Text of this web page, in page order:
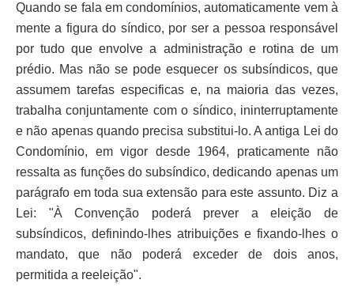
Quando se fala em condomínios, automaticamente vem à
mente a figura do síndico, por ser a pessoa responsável
por tudo que envolve a administração e rotina de um
prédio. Mas não se pode esquecer os subsíndicos, que
assumem tarefas especificas e, na maioria das vezes,
trabalha conjuntamente com o síndico, ininterruptamente
e não apenas quando precisa substitui-lo. A antiga Lei do
Condomínio, em vigor desde 1964, praticamente não
ressalta as funções do subsíndico, dedicando apenas um
parágrafo em toda sua extensão para este assunto. Diz a
Lei: "À Convenção poderá prever a eleição de
subsíndicos, definindo-lhes atribuições e fixando-lhes o
mandato, que não poderá exceder de dois anos,
permitida a reeleição".